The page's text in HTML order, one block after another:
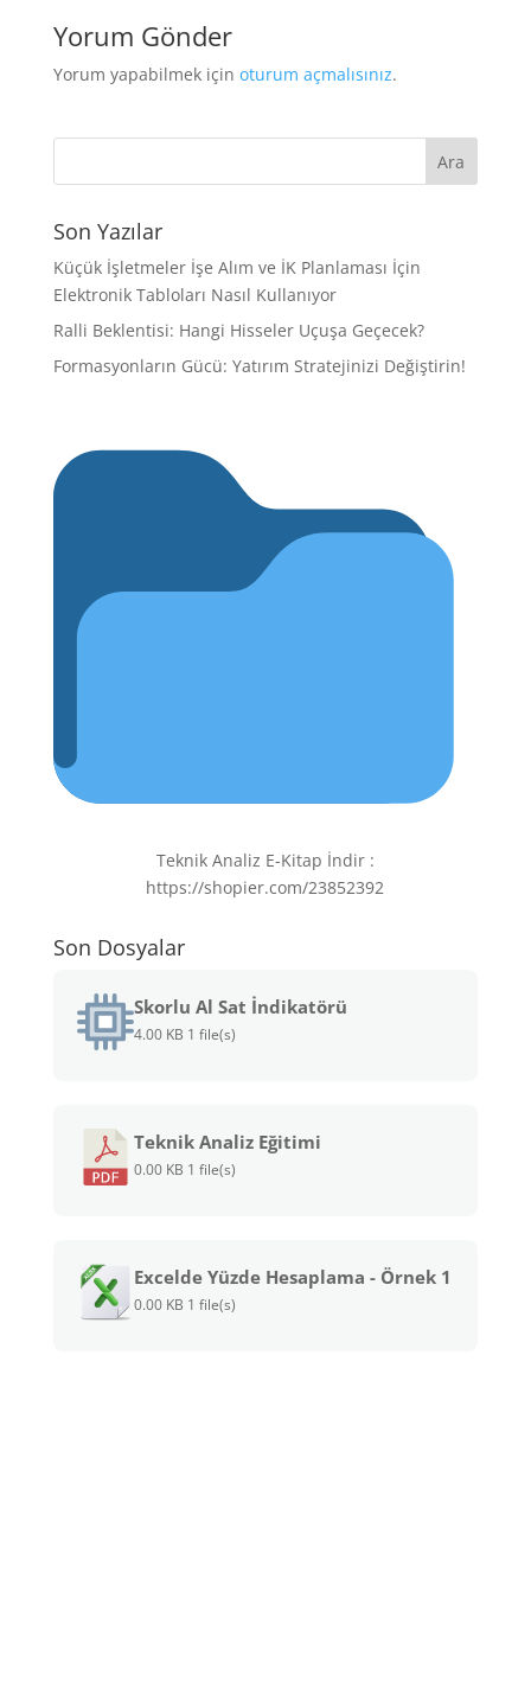
Yorum Gönder
Yorum yapabilmek için oturum açmalısınız.
Son Yazılar
Küçük İşletmeler İşe Alım ve İK Planlaması İçin
Elektronik Tabloları Nasıl Kullanıyor
Ralli Beklentisi: Hangi Hisseler Uçuşa Geçecek?
Formasyonların Gücü: Yatırım Stratejinizi Değiştirin!
Teknik Analiz E-Kitap İndir :
https://shopier.com/23852392
Son Dosyalar
Skorlu Al Sat İndikatörü
4.00 KB 1 file(s)
Teknik Analiz Eğitimi
0.00 KB 1 file(s)
Excelde Yüzde Hesaplama - Örnek 1
0.00 KB 1 file(s)